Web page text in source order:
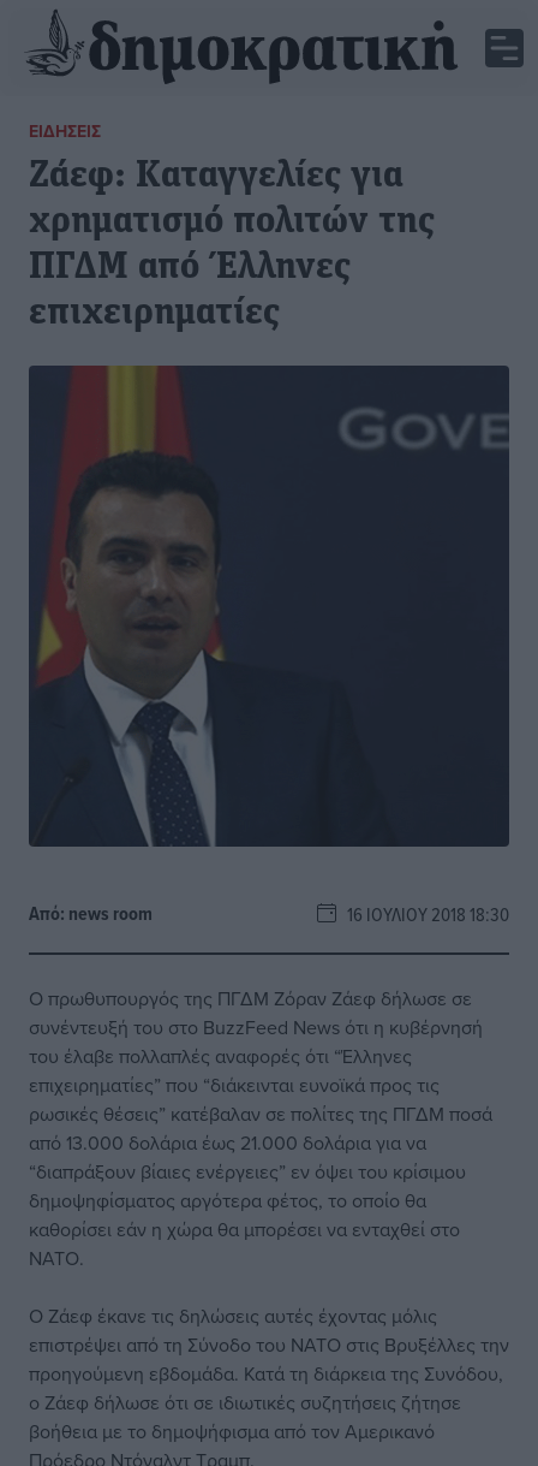
ΕΙΔΉΣΕΙΣ
Ζάεφ: Καταγγελίες για
χρηματισμό πολιτών της
ΠΓΔΜ από Έλληνες
επιχειρηματίες
Από: news room 16 ΙΟΥΛΊΟΥ 2018 18:30
Ο πρωθυπουργός της ΠΓΔΜ Ζόραν Ζάεφ δήλωσε σε
συνέντευξή του στο BuzzFeed News ότι η κυβέρνησή
του έλαβε πολλαπλές αναφορές ότι “Έλληνες
επιχειρηματίες” που “διάκεινται ευνοϊκά προς τις
ρωσικές θέσεις” κατέβαλαν σε πολίτες της ΠΓΔΜ ποσά
από 13.000 δολάρια έως 21.000 δολάρια για να
“διαπράξουν βίαιες ενέργειες” εν όψει του κρίσιμου
δημοψηφίσματος αργότερα φέτος, το οποίο θα
καθορίσει εάν η χώρα θα μπορέσει να ενταχθεί στο
ΝΑΤΟ.
Ο Ζάεφ έκανε τις δηλώσεις αυτές έχοντας μόλις
επιστρέψει από τη Σύνοδο του ΝΑΤΟ στις Βρυξέλλες την
προηγούμενη εβδομάδα. Κατά τη διάρκεια της Συνόδου,
ο Ζάεφ δήλωσε ότι σε ιδιωτικές συζητήσεις ζήτησε
βοήθεια με το δημοψήφισμα από τον Αμερικανό
Πρόεδρο Ντόναλντ Τραμπ.